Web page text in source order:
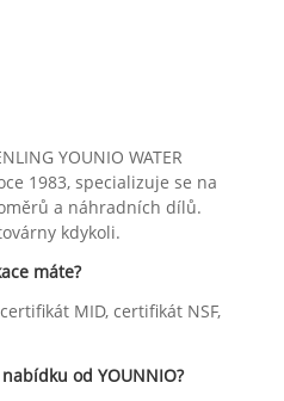
YOUNIO WATER
1983, specializuje se na
a náhradních dílů.
kdykoli.
máte?
MID, certifikát NSF,
od YOUNNIO?